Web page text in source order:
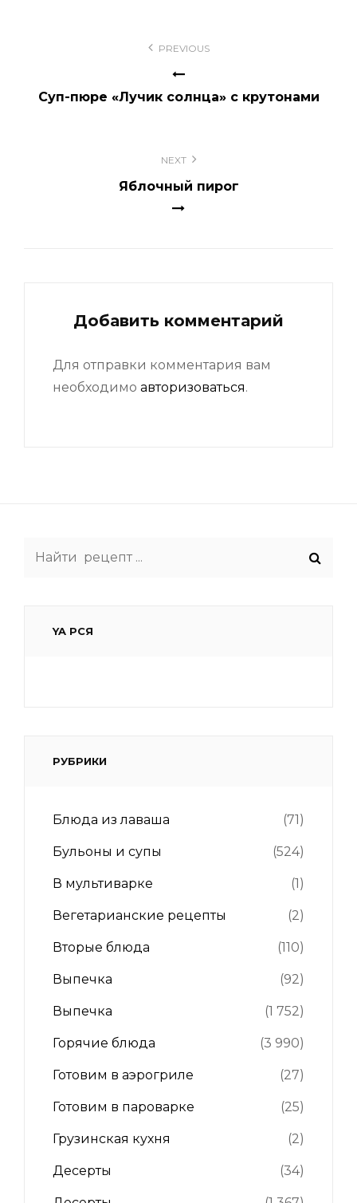
записям
PREVIOUS
Суп-пюре «Лучик солнца» с крутонами
NEXT
Яблочный пирог
Добавить комментарий
Для отправки комментария вам
необходимо авторизоваться.
YA РСЯ
РУБРИКИ
Блюда из лаваша (71)
Бульоны и супы (524)
В мультиварке (1)
Вегетарианские рецепты (2)
Вторые блюда (110)
Выпечка (92)
Выпечка (1 752)
Горячие блюда (3 990)
Готовим в аэрогриле (27)
Готовим в пароварке (25)
Грузинская кухня (2)
Десерты (34)